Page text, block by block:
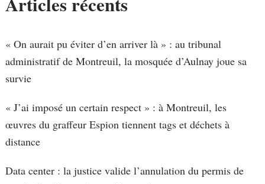
« On aurait pu éviter d’en arriver là » : au tribunal
administratif de Montreuil, la mosquée d’Aulnay joue sa
survie
« J’ai imposé un certain respect » : à Montreuil, les
œuvres du graffeur Espion tiennent tags et déchets à
distance
Data center : la justice valide l’annulation du permis de